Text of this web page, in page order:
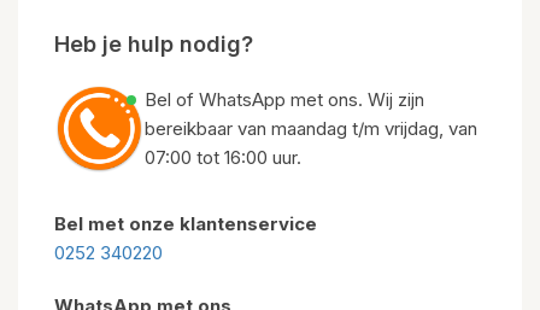
Heb je hulp nodig?
Bel of WhatsApp met ons. Wij zijn
bereikbaar van maandag t/m vrijdag, van
07:00 tot 16:00 uur.
Bel met onze klantenservice
0252 340220